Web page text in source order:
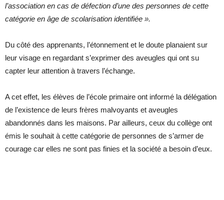
l’association en cas de défection d’une des personnes de cette
catégorie en âge de scolarisation identifiée ».
Du côté des apprenants, l’étonnement et le doute planaient sur
leur visage en regardant s’exprimer des aveugles qui ont su
capter leur attention à travers l’échange.
A cet effet, les élèves de l’école primaire ont informé la délégation
de l’existence de leurs frères malvoyants et aveugles
abandonnés dans les maisons. Par ailleurs, ceux du collège ont
émis le souhait à cette catégorie de personnes de s’armer de
courage car elles ne sont pas finies et la société a besoin d’eux.